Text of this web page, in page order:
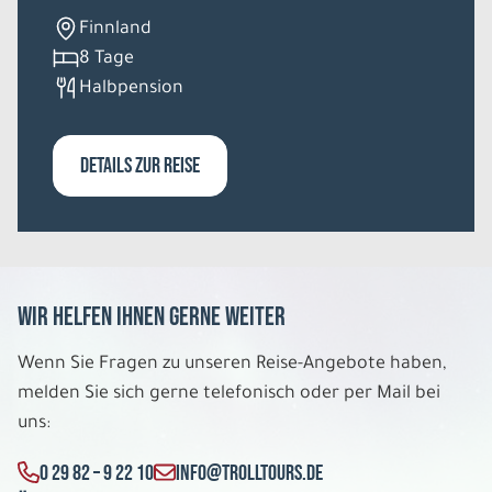
Finnland
8 Tage
Halbpension
DETAILS ZUR REISE
Wir helfen Ihnen gerne weiter
Wenn Sie Fragen zu unseren Reise-Angebote haben,
melden Sie sich gerne telefonisch oder per Mail bei
uns:
0 29 82 – 9 22 10 INFO@TROLLTOURS.DE